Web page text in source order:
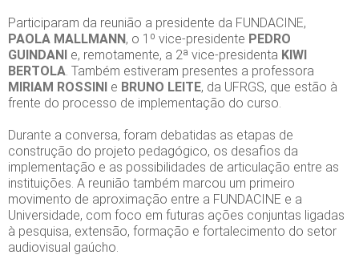
Participaram da reunião a presidente da FUNDACINE,
PAOLA MALLMANN , o 1º vice-presidente PEDRO
GUINDANI
e, remotamente, a 2ª vice-presidenta KIWI
BERTOLA. Também estiveram presentes a professora
MIRIAM ROSSINI
e BRUNO LEITE, da UFRGS, que estão à
frente do processo de implementação do curso.
Durante a conversa, foram debatidas as etapas de
construção do projeto pedagógico, os desafios da
implementação e as possibilidades de articulação entre as
instituições. A reunião também marcou um primeiro
movimento de aproximação entre a FUNDACINE e a
Universidade, com foco em futuras ações conjuntas ligadas
à pesquisa, extensão, formação e fortalecimento do setor
audiovisual gaúcho.